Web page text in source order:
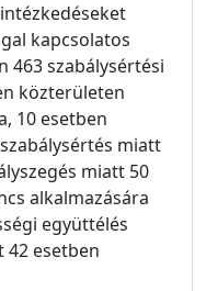
kapcsolatos
463 szabálysértési
közterületen
10 esetben
miatt
miatt 50
alkalmazására
együttélés
42 esetben